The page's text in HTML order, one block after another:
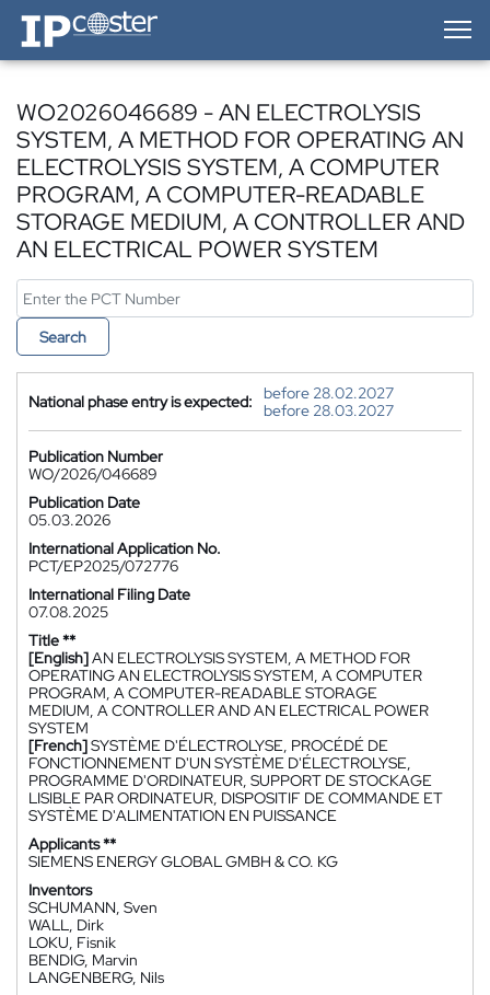
IP-Coster — Home
WO2026046689 - AN ELECTROLYSIS
SYSTEM, A METHOD FOR OPERATING AN
ELECTROLYSIS SYSTEM, A COMPUTER
PROGRAM, A COMPUTER-READABLE
STORAGE MEDIUM, A CONTROLLER AND
AN ELECTRICAL POWER SYSTEM
Search
National phase entry is expected:
before 28.02.2027
before 28.03.2027
Publication Number
WO/2026/046689
Publication Date
05.03.2026
International Application No.
PCT/EP2025/072776
International Filing Date
07.08.2025
Title **
[English]AN ELECTROLYSIS SYSTEM, A METHOD FOR
OPERATING AN ELECTROLYSIS SYSTEM, A COMPUTER
PROGRAM, A COMPUTER-READABLE STORAGE
MEDIUM, A CONTROLLER AND AN ELECTRICAL POWER
SYSTEM
[French]SYSTÈME D'ÉLECTROLYSE, PROCÉDÉ DE
FONCTIONNEMENT D'UN SYSTÈME D'ÉLECTROLYSE,
PROGRAMME D'ORDINATEUR, SUPPORT DE STOCKAGE
LISIBLE PAR ORDINATEUR, DISPOSITIF DE COMMANDE ET
SYSTÈME D'ALIMENTATION EN PUISSANCE
Applicants **
SIEMENS ENERGY GLOBAL GMBH & CO. KG
Inventors
SCHUMANN, Sven
WALL, Dirk
LOKU, Fisnik
BENDIG, Marvin
LANGENBERG, Nils